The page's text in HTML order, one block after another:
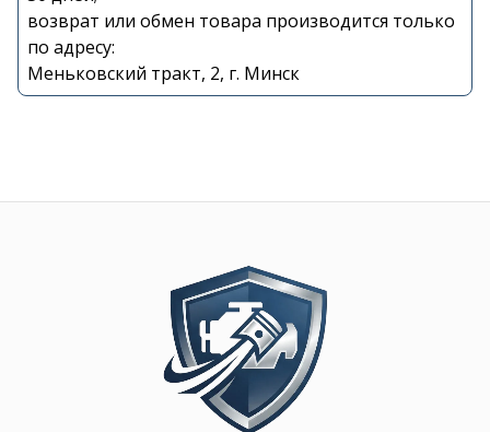
возврат или обмен товара производится только
по адресу:
Меньковский тракт, 2, г. Минск
Image